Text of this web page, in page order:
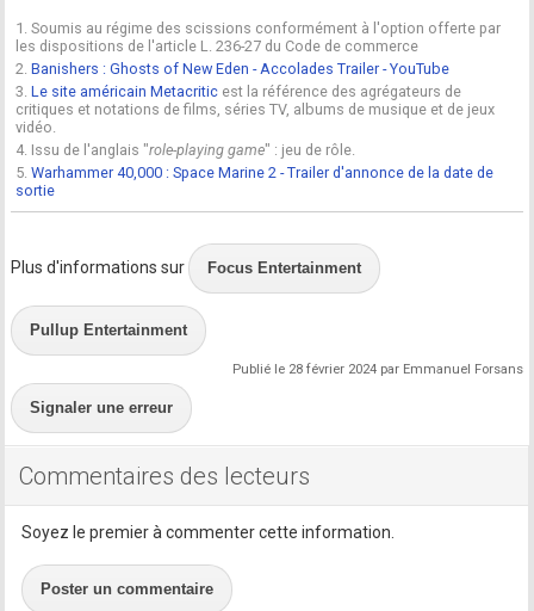
1. Soumis au régime des scissions conformément à l'option offerte par
les dispositions de l'article L. 236-27 du Code de commerce
2.Banishers : Ghosts of New Eden - Accolades Trailer - YouTube
3.Le site américain Metacritic est la référence des agrégateurs de
critiques et notations de films, séries TV, albums de musique et de jeux
vidéo.
4. Issu de l'anglais "role-playing game" : jeu de rôle.
5.Warhammer 40,000 : Space Marine 2 - Trailer d'annonce de la date de
sortie
Plus d'informations sur Focus Entertainment
Pullup Entertainment
Publié le 28 février 2024 par Emmanuel Forsans
Signaler une erreur
Commentaires des lecteurs
Soyez le premier à commenter cette information.
Poster un commentaire